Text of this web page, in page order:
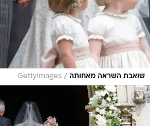
שואבת השראה מאחותה /
GettyImages